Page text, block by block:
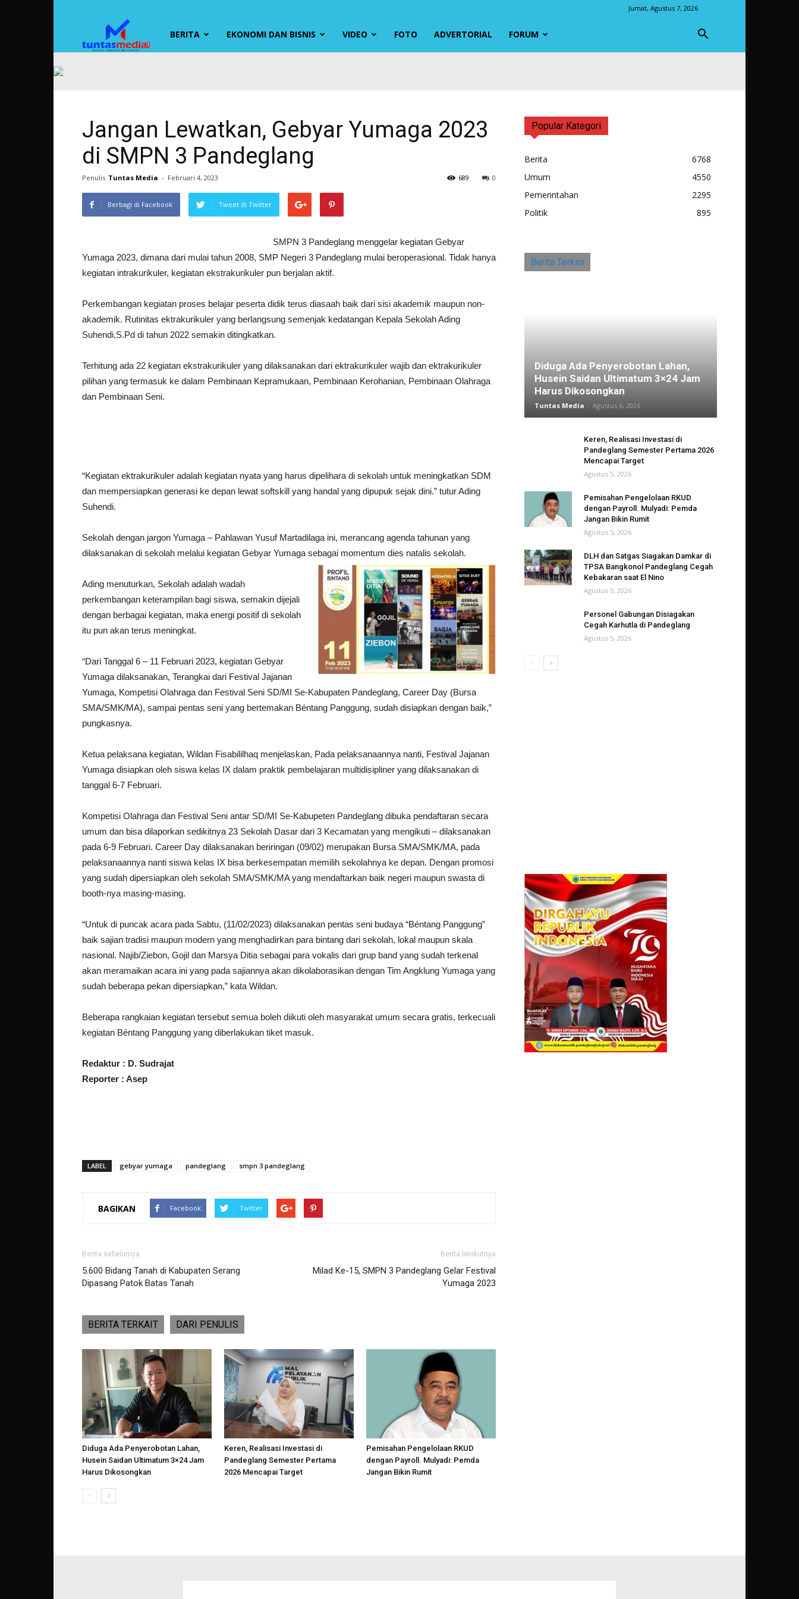
Jumat, Agustus 7, 2026
TUNTAS
BERITA EKONOMI DAN BISNIS VIDEO FOTO ADVERTORIAL FORUM
Jangan Lewatkan, Gebyar Yumaga 2023
di SMPN 3 Pandeglang
Penulis Tuntas Media - Februari 4, 2023 0
689
Berbagi di Facebook Tweet di Twitter
SMPN 3 Pandeglang menggelar kegiatan Gebyar
Yumaga 2023, dimana dari mulai tahun 2008, SMP Negeri 3 Pandeglang mulai beroperasional. Tidak hanya
kegiatan intrakurikuler, kegiatan ekstrakurikuler pun berjalan aktif.
Perkembangan kegiatan proses belajar peserta didik terus diasaah baik dari sisi akademik maupun non-
akademik. Rutinitas ektrakurikuler yang berlangsung semenjak kedatangan Kepala Sekolah Ading
Suhendi,S.Pd di tahun 2022 semakin ditingkatkan.
Terhitung ada 22 kegiatan ekstrakurikuler yang dilaksanakan dari ektrakurikuler wajib dan ektrakurikuler
pilihan yang termasuk ke dalam Pembinaan Kepramukaan, Pembinaan Kerohanian, Pembinaan Olahraga
dan Pembinaan Seni.
“Kegiatan ektrakurikuler adalah kegiatan nyata yang harus dipelihara di sekolah untuk meningkatkan SDM
dan mempersiapkan generasi ke depan lewat softskill yang handal yang dipupuk sejak dini.” tutur Ading
Suhendi.
Sekolah dengan jargon Yumaga – Pahlawan Yusuf Martadilaga ini, merancang agenda tahunan yang
dilaksanakan di sekolah melalui kegiatan Gebyar Yumaga sebagai momentum dies natalis sekolah.
Ading menuturkan, Sekolah adalah wadah
perkembangan keterampilan bagi siswa, semakin dijejali
dengan berbagai kegiatan, maka energi positif di sekolah
itu pun akan terus meningkat.
“Dari Tanggal 6 – 11 Februari 2023, kegiatan Gebyar
Yumaga dilaksanakan, Terangkai dari Festival Jajanan
Yumaga, Kompetisi Olahraga dan Festival Seni SD/MI Se-Kabupaten Pandeglang, Career Day (Bursa
SMA/SMK/MA), sampai pentas seni yang bertemakan Béntang Panggung, sudah disiapkan dengan baik,”
pungkasnya.
Ketua pelaksana kegiatan, Wildan Fisabililhaq menjelaskan, Pada pelaksanaannya nanti, Festival Jajanan
Yumaga disiapkan oleh siswa kelas IX dalam praktik pembelajaran multidisipliner yang dilaksanakan di
tanggal 6-7 Februari.
Kompetisi Olahraga dan Festival Seni antar SD/MI Se-Kabupeten Pandeglang dibuka pendaftaran secara
umum dan bisa dilaporkan sedikitnya 23 Sekolah Dasar dari 3 Kecamatan yang mengikuti – dilaksanakan
pada 6-9 Februari. Career Day dilaksanakan beriringan (09/02) merupakan Bursa SMA/SMK/MA, pada
pelaksanaannya nanti siswa kelas IX bisa berkesempatan memilih sekolahnya ke depan. Dengan promosi
yang sudah dipersiapkan oleh sekolah SMA/SMK/MA yang mendaftarkan baik negeri maupun swasta di
booth-nya masing-masing.
“Untuk di puncak acara pada Sabtu, (11/02/2023) dilaksanakan pentas seni budaya “Béntang Panggung”
baik sajian tradisi maupun modern yang menghadirkan para bintang dari sekolah, lokal maupun skala
nasional. Najib/Ziebon, Gojil dan Marsya Ditia sebagai para vokalis dari grup band yang sudah terkenal
akan meramaikan acara ini yang pada sajiannya akan dikolaborasikan dengan Tim Angklung Yumaga yang
sudah beberapa pekan dipersiapkan,” kata Wildan.
Beberapa rangkaian kegiatan tersebut semua boleh diikuti oleh masyarakat umum secara gratis, terkecuali
kegiatan Béntang Panggung yang diberlakukan tiket masuk.
Redaktur : D. Sudrajat
Reporter : Asep
LABEL gebyar yumaga pandeglang smpn 3 pandeglang
BAGIKAN Facebook Twitter
Berita sebelumya
5.600 Bidang Tanah di Kabupaten Serang
Dipasang Patok Batas Tanah
Berita berikutnya
Milad Ke-15, SMPN 3 Pandeglang Gelar Festival
Yumaga 2023
BERITA TERKAIT DARI PENULIS
Diduga Ada Penyerobotan Lahan,
Husein Saidan Ultimatum 3×24 Jam
Harus Dikosongkan
Keren, Realisasi Investasi di
Pandeglang Semester Pertama
2026 Mencapai Target
Pemisahan Pengelolaan RKUD
dengan Payroll. Mulyadi: Pemda
Jangan Bikin Rumit
Popular Kategori
Berita
6768
Umum
4550
Pemerintahan
2295
Politik
895
Berita Terkini
Diduga Ada Penyerobotan Lahan,
Husein Saidan Ultimatum 3×24 Jam
Harus Dikosongkan
Tuntas Media - Agustus 6, 2026
Keren, Realisasi Investasi di
Pandeglang Semester Pertama 2026
Mencapai Target
Agustus 5, 2026
Pemisahan Pengelolaan RKUD
dengan Payroll. Mulyadi: Pemda
Jangan Bikin Rumit
Agustus 5, 2026
DLH dan Satgas Siagakan Damkar di
TPSA Bangkonol Pandeglang Cegah
Kebakaran saat El Nino
Agustus 5, 2026
Personel Gabungan Disiagakan
Cegah Karhutla di Pandeglang
Agustus 5, 2026